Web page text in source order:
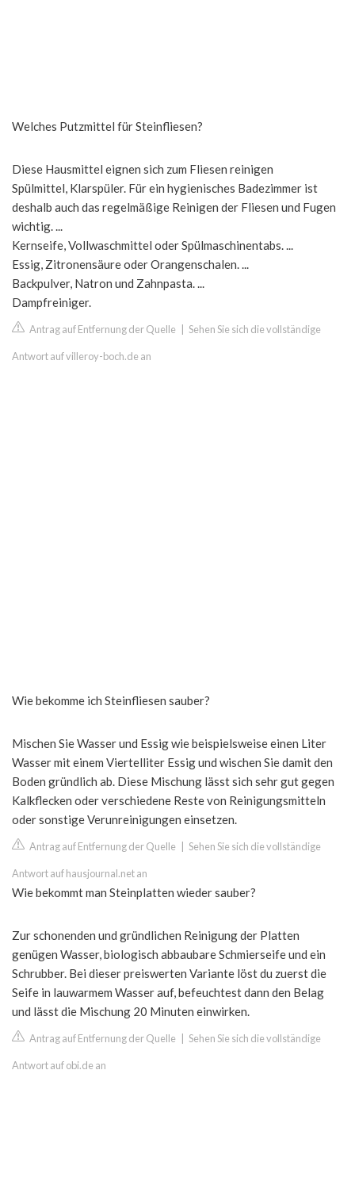
Welches Putzmittel für Steinfliesen?
Diese Hausmittel eignen sich zum Fliesen reinigen
Spülmittel, Klarspüler. Für ein hygienisches Badezimmer ist
deshalb auch das regelmäßige Reinigen der Fliesen und Fugen
wichtig. ...
Kernseife, Vollwaschmittel oder Spülmaschinentabs. ...
Essig, Zitronensäure oder Orangenschalen. ...
Backpulver, Natron und Zahnpasta. ...
Dampfreiniger.
Antrag auf Entfernung der Quelle Sehen Sie sich die vollständige
Antwort auf villeroy-boch.de an
Wie bekomme ich Steinfliesen sauber?
Mischen Sie Wasser und Essig wie beispielsweise einen Liter
Wasser mit einem Viertelliter Essig und wischen Sie damit den
Boden gründlich ab. Diese Mischung lässt sich sehr gut gegen
Kalkflecken oder verschiedene Reste von Reinigungsmitteln
oder sonstige Verunreinigungen einsetzen.
Antrag auf Entfernung der Quelle Sehen Sie sich die vollständige
Antwort auf hausjournal.net an
Wie bekommt man Steinplatten wieder sauber?
Zur schonenden und gründlichen Reinigung der Platten
genügen Wasser, biologisch abbaubare Schmierseife und ein
Schrubber. Bei dieser preiswerten Variante löst du zuerst die
Seife in lauwarmem Wasser auf, befeuchtest dann den Belag
und lässt die Mischung 20 Minuten einwirken.
Antrag auf Entfernung der Quelle Sehen Sie sich die vollständige
Antwort auf obi.de an